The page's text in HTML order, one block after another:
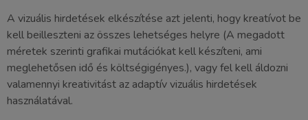
A vizuális hirdetések elkészítése azt jelenti, hogy kreatívot be
kell beilleszteni az összes lehetséges helyre (A megadott
méretek szerinti grafikai mutációkat kell készíteni, ami
meglehetősen idő és költségigényes.), vagy fel kell áldozni
valamennyi kreativitást az adaptív vizuális hirdetések
használatával.